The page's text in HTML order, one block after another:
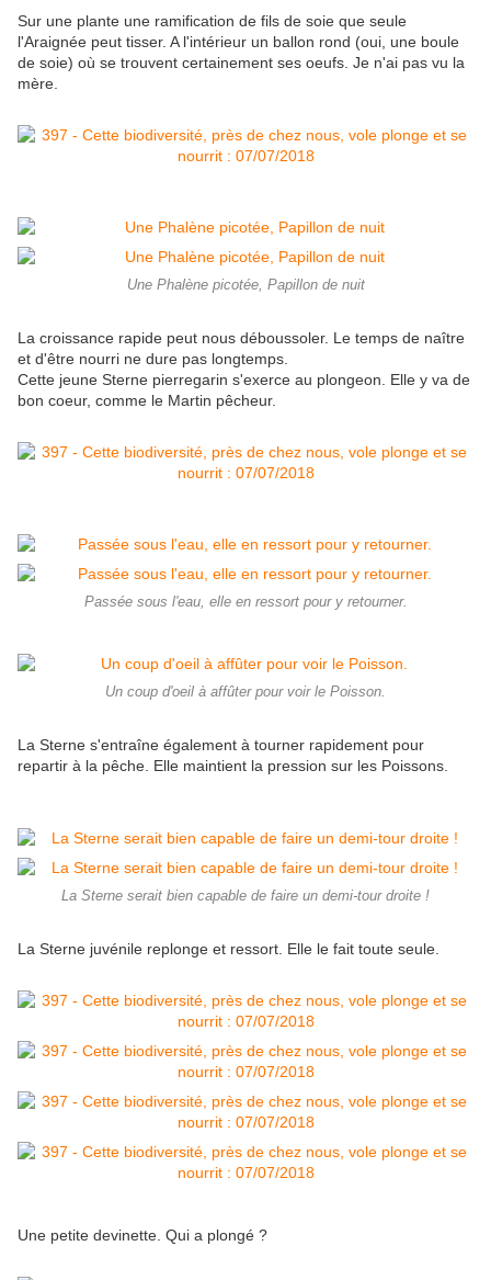
Sur une plante une ramification de fils de soie que seule
l'Araignée peut tisser. A l'intérieur un ballon rond (oui, une boule
de soie) où se trouvent certainement ses oeufs. Je n'ai pas vu la
mère.
Une Phalène picotée, Papillon de nuit
La croissance rapide peut nous déboussoler. Le temps de naître
et d'être nourri ne dure pas longtemps.
Cette jeune Sterne pierregarin s'exerce au plongeon. Elle y va de
bon coeur, comme le Martin pêcheur.
Passée sous l'eau, elle en ressort pour y retourner.
Un coup d'oeil à affûter pour voir le Poisson.
La Sterne s'entraîne également à tourner rapidement pour
repartir à la pêche. Elle maintient la pression sur les Poissons.
La Sterne serait bien capable de faire un demi-tour droite !
La Sterne juvénile replonge et ressort. Elle le fait toute seule.
Une petite devinette. Qui a plongé ?